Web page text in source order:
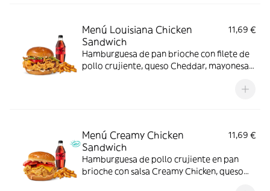
Menú Louisiana Chicken
Sandwich
11,69 €
Hamburguesa de pan brioche con filete de
pollo crujiente, queso Cheddar, mayonesa,
Menú Creamy Chicken
Sandwich
11,69 €
Hamburguesa de pollo crujiente en pan
brioche con salsa Creamy Chicken, queso